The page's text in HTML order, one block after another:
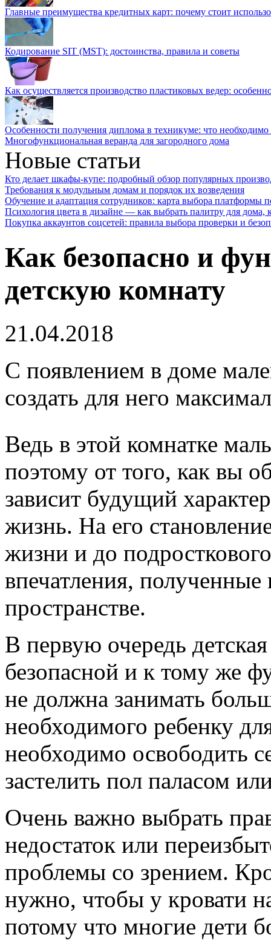
Главные преимущества кредитных карт: почему стоит
Кодирование SIT (MST): достоинства, правила и советы
Как осуществляется производство пластиковых ведер:
Особенности получения диплома в техникуме: что необходимо
Многофункциональная веранда для загородного дома
Новые статьи
Кто делает шкафы-купе: подробный обзор популярных
Требования к модульным домам и порядок их возведения
Обучение и адаптация сотрудников: карта выбора платформы
Психология цвета в дизайне — как выбрать палитру для дома,
Покупка аккаунтов соцсетей: правила выбора проверки и
Как безопасно и
детскую комнату
21.04.2018
С появлением в доме
создать для него
Ведь в этой комнатке
поэтому от того, как вы
зависит будущий
жизнь. На его
жизни и до
впечатления,
пространстве.
В первую очередь
безопасной и к тому же
не должна занимать
необходимого ребенку
необходимо освободить
застелить пол паласом
Очень важно выбрать
недостаток или
проблемы со зрением.
нужно, чтобы у кровати
потому что многие дети